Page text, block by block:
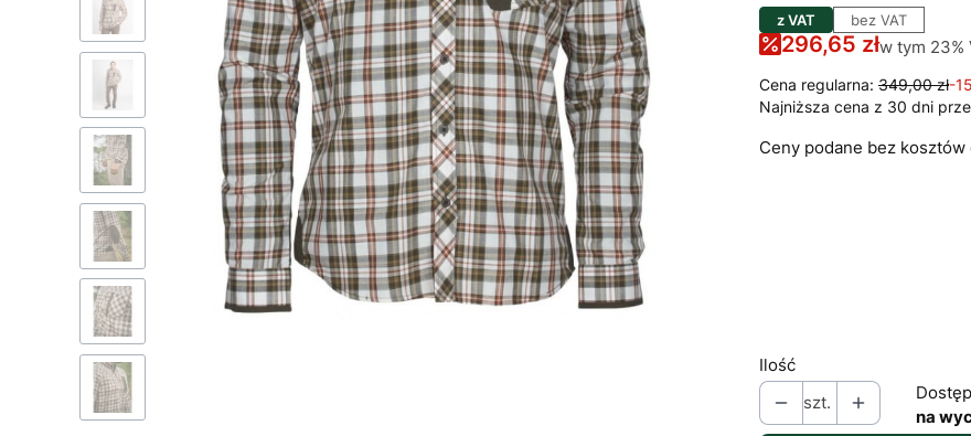
z VAT bez VAT
296,65 złw tym 23%
w tym 23%
Cena regularna: 349,00 zł-
Najniższa cena z 30 dni
Ceny podane bez kosztów
Ilość
szt.
na